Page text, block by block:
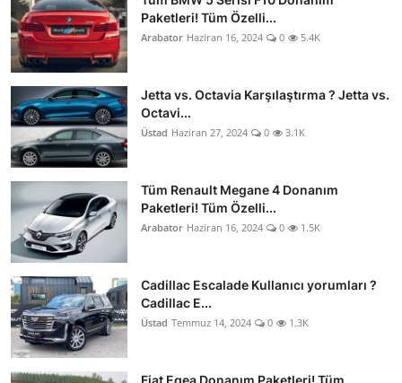
Paketleri! Tüm Özelli...
Arabator Haziran 16, 2024 0 5.4K
Jetta vs. Octavia Karşılaştırma ? Jetta vs.
Octavi...
Üstad Haziran 27, 2024 0 3.1K
Tüm Renault Megane 4 Donanım
Paketleri! Tüm Özelli...
Arabator Haziran 16, 2024 0 1.5K
Cadillac Escalade Kullanıcı yorumları ?
Cadillac E...
Üstad Temmuz 14, 2024 0 1.3K